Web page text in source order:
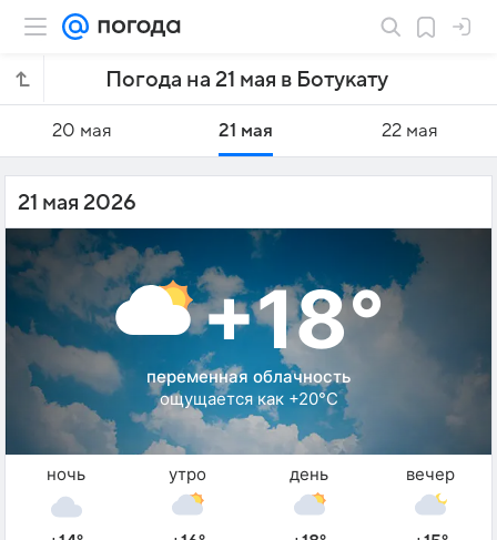
Погода на 21 мая в Ботукату
20 мая 21 мая 22 мая
21 мая 2026
+18°
переменная облачность
ощущается как +20°C
ночь утро день вечер